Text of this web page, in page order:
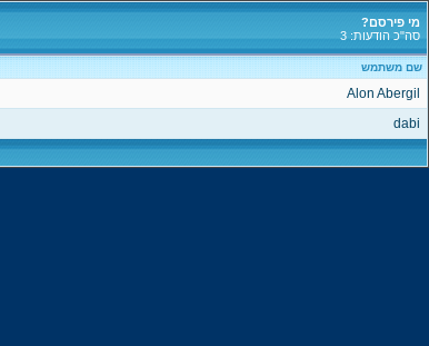
מי פירסם?
סה"כ הודעות: 3
שם משתמש
Alon Abergil
dabi